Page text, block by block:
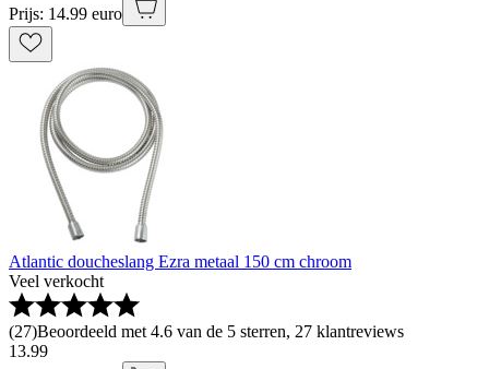
Prijs: 14.99 euro
Atlantic doucheslang Ezra metaal 150 cm chroom
Veel verkocht
(27)Beoordeeld met 4.6 van de 5 sterren, 27 klantreviews
13.99